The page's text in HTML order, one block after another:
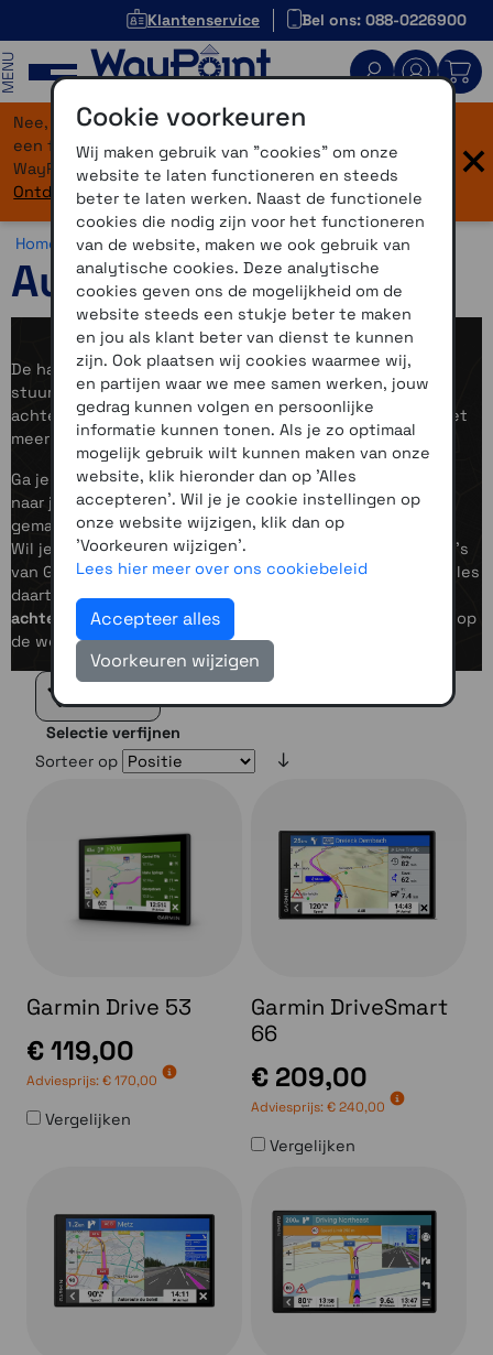
Klantenservice Bel ons: 088-0226900
Nee, je bent niet verdwaald! Onze website heeft
een flinke upgrade gekregen. Dezelfde vertrouwde
WayPoint-service, maar dan in een modern jasje.
Ontdek hier wat er allemaal nieuw is.
×
Home >Navigatie >Autonavigatie
Autonavigatie
De handige Garmin-toestellen geven je rust achter het
stuur. Of je nu kiest voor eendashcam, een
achteruitrijcamera ofnavigatie voor in de auto : je rijdt met
meer overzicht en zekerheid.
Ga je op gezinsvakantie, een weekendje weg of gewoon
naar je werk? De Garmin Drive-serie zorgt vooor vrijheid,
gemak en gemoedsrust tijdens elke rit.
Wil je nóg meer zicht rondom je voertuig? Met de camera's
van Garmin heb je alles in beeld: vooraan, achteraan en alles
daartussenin. Betrouwbare dashcams en draadloze
achteruitrijcamera’sgeven je een scherpe en veilige kijk op
de weg.
Selectie verfijnen
Sorteer op
Garmin Drive 53
€ 119,00
Adviesprijs:€ 170,00
Vergelijken
Garmin DriveSmart
66
€ 209,00
Adviesprijs:€ 240,00
Vergelijken
Cookie voorkeuren
Wij maken gebruik van "cookies" om onze
website te laten functioneren en steeds
beter te laten werken. Naast de functionele
cookies die nodig zijn voor het functioneren
van de website, maken we ook gebruik van
analytische cookies. Deze analytische
cookies geven ons de mogelijkheid om de
website steeds een stukje beter te maken
en jou als klant beter van dienst te kunnen
zijn. Ook plaatsen wij cookies waarmee wij,
en partijen waar we mee samen werken, jouw
gedrag kunnen volgen en persoonlijke
informatie kunnen tonen. Als je zo optimaal
mogelijk gebruik wilt kunnen maken van onze
website, klik hieronder dan op 'Alles
accepteren'. Wil je je cookie instellingen op
onze website wijzigen, klik dan op
'Voorkeuren wijzigen'.
Lees hier meer over ons cookiebeleid
Accepteer alles
Voorkeuren wijzigen